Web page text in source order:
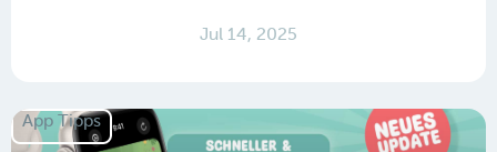
Jul 14, 2025
App Tipps